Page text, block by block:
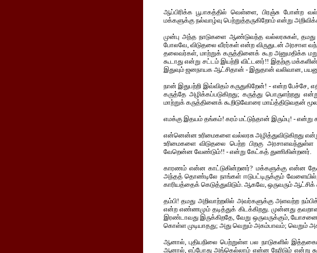
ஆப்பிரிக்க பூபாகத்தில் வெள்ளை, பிரஞ்சு போன்ற
மக்களுக்கு நல்வாழ்வு பெற்றுத்தருகிறோம் என்று
முன்பு அந்த நாடுகளை ஆண்டுவந்த வல்லரசுகள், தமது
போலவே, விடுதலை வீரர்கள் என்ற விருதுடன் அரசாள
தலைவர்கள், மாற்றுக் கருத்தினைக் கூற அனுமதிக்க
கூடாது என்று சட்டம் இயற்றி விட்டனர்!! இதற்கு
இதுவும் ஜனநாயக ஆட்சிதான் - இதுதான் வலிவான,
நான் இதுபற்றி இவ்விதம் கருதுகிறேன்! - என்ற பேச்சே,
கருத்தே அழிக்கப்படுகிறது; கருத்து பொருளற்றது
மாற்றுக் கருத்தினைக் கூறிடுவோரை மாய்த்திடுவதன்
எமக்கு இதயம் தங்கம்! கரம் மட்டுந்தான் இரும்பு! -
என்னென்ன உரிமைகளை வல்லரசு அழித்துவிடுகிறது
உரிமைகளை விடுதலை பெற்ற பிறகு
வேறென்ன வேண்டும்!! - என்று கேட்கத் துணிகின்றனர்.
காரணம் என்ன காட்டுகின்றனர்? மக்களுக்கு என்ன தேவை
அந்தத் தொண்டிலே நாங்கள் ஈடுபட்டிருக்கும்
காரியத்தைக் கெடுத்துவிடும். ஆகவே, ஒருவரும்
தம்பி! தமது அறிவாற்றலில் அவர்களுக்கு அளவற்ற
என்ற எண்ணமும் தடித்துக் கிடக்கிறது. முன்னது
இரண்டாவது இருக்கிறதே, வேறு ஒருவருக்கும்,
கொள்ள முடியாதது; அது வெறும் அகம்பாவம்; வெறும்
ஆனால், புதியநிலை பெற்றுள்ள பல நாடுகளில்
ஆனால், எப்போது அங்கெல்லாம் என்ன நேரிடும் என்று